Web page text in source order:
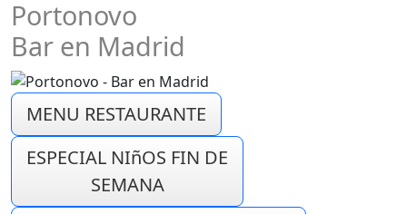
Portonovo
Bar en Madrid
MENU RESTAURANTE
ESPECIAL NIñOS FIN DE
SEMANA